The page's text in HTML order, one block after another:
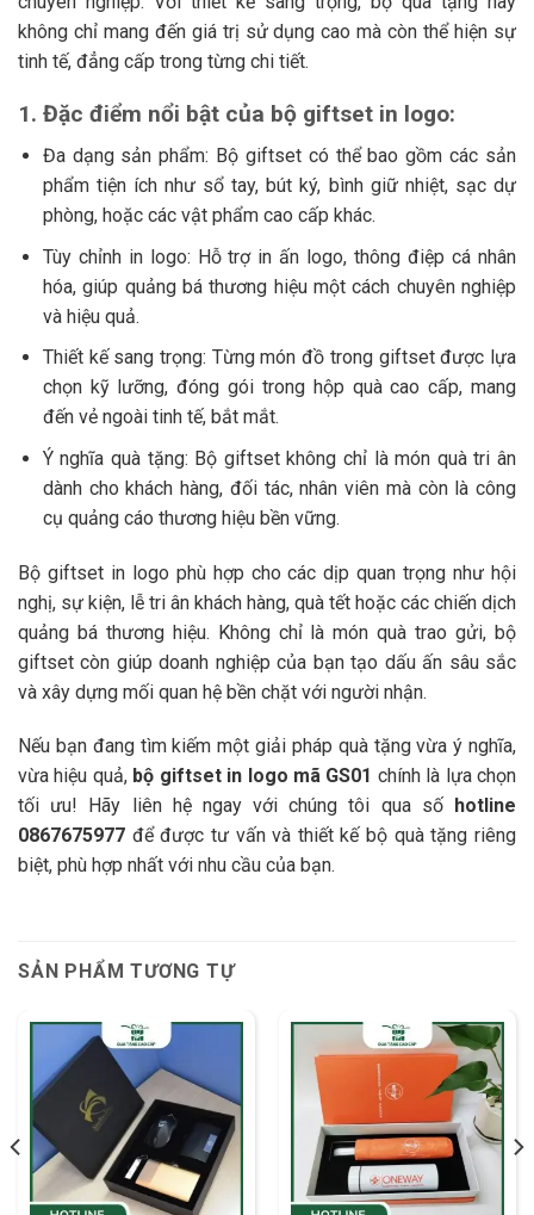
không chỉ mang đến giá trị sử dụng cao mà còn thể hiện sự
tinh tế, đẳng cấp trong từng chi tiết.
1. Đặc điểm nổi bật của bộ giftset in logo:
Đa dạng sản phẩm: Bộ giftset có thể bao gồm các sản
phẩm tiện ích như sổ tay, bút ký, bình giữ nhiệt, sạc dự
phòng, hoặc các vật phẩm cao cấp khác.
Tùy chỉnh in logo: Hỗ trợ in ấn logo, thông điệp cá nhân
hóa, giúp quảng bá thương hiệu một cách chuyên nghiệp
và hiệu quả.
Thiết kế sang trọng: Từng món đồ trong giftset được lựa
chọn kỹ lưỡng, đóng gói trong hộp quà cao cấp, mang
đến vẻ ngoài tinh tế, bắt mắt.
Ý nghĩa quà tặng: Bộ giftset không chỉ là món quà tri ân
dành cho khách hàng, đối tác, nhân viên mà còn là công
cụ quảng cáo thương hiệu bền vững.
Bộ giftset in logo phù hợp cho các dịp quan trọng như hội
nghị, sự kiện, lễ tri ân khách hàng, quà tết hoặc các chiến dịch
quảng bá thương hiệu. Không chỉ là món quà trao gửi, bộ
giftset còn giúp doanh nghiệp của bạn tạo dấu ấn sâu sắc
và xây dựng mối quan hệ bền chặt với người nhận.
Nếu bạn đang tìm kiếm một giải pháp quà tặng vừa ý nghĩa,
vừa hiệu quả, bộ giftset in logo mã GS01 chính là lựa chọn
tối ưu! Hãy liên hệ ngay với chúng tôi qua số
hotline
0867675977 để được tư vấn và thiết kế bộ quà tặng riêng
biệt, phù hợp nhất với nhu cầu của bạn.
SẢN PHẨM TƯƠNG TỰ